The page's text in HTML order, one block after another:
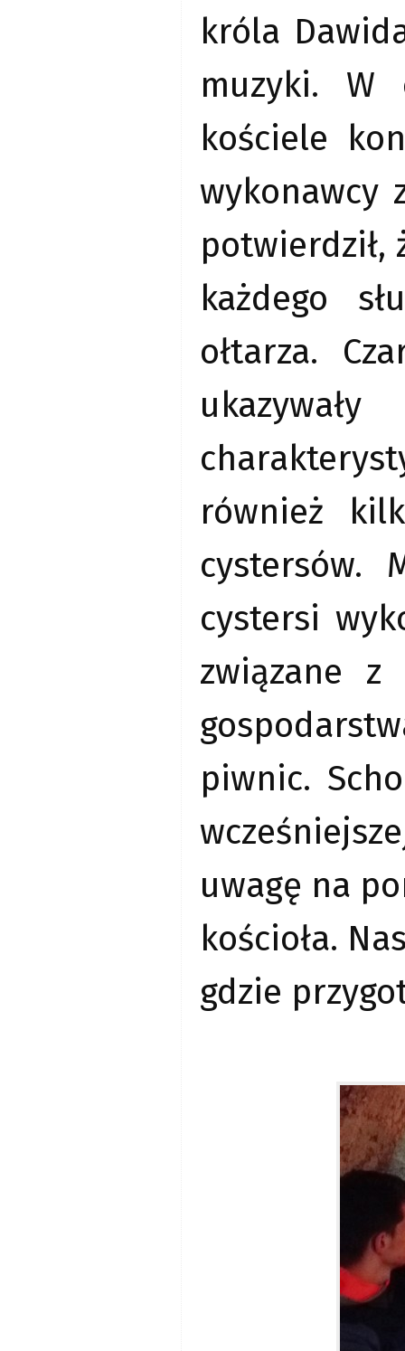
króla
muzyki. W
kościele
wykonawcy
potwierdził,
każdego
ołtarza.
również
cystersów.
cystersi
związane z
piwnic.
uwagę na
kościoła.
gdzie